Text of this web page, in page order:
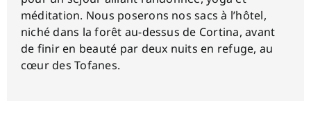
méditation. Nous poserons nos sacs à l’hôtel,
niché dans la forêt au-dessus de Cortina, avant
de finir en beauté par deux nuits en refuge, au
cœur des Tofanes.